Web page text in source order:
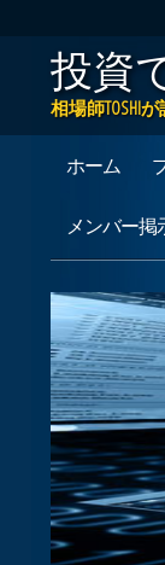
投資
相場師
Main menu
ホーム
メンバー掲